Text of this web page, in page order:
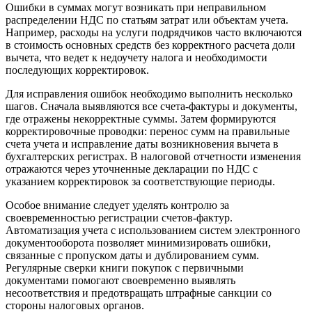
Ошибки в суммах могут возникать при неправильном
распределении НДС по статьям затрат или объектам учета.
Например, расходы на услуги подрядчиков часто включаются
в стоимость основных средств без корректного расчета доли
вычета, что ведет к недоучету налога и необходимости
последующих корректировок.
Для исправления ошибок необходимо выполнить несколько
шагов. Сначала выявляются все счета-фактуры и документы,
где отражены некорректные суммы. Затем формируются
корректировочные проводки: перенос сумм на правильные
счета учета и исправление даты возникновения вычета в
бухгалтерских регистрах. В налоговой отчетности изменения
отражаются через уточненные декларации по НДС с
указанием корректировок за соответствующие периоды.
Особое внимание следует уделять контролю за
своевременностью регистрации счетов-фактур.
Автоматизация учета с использованием систем электронного
документооборота позволяет минимизировать ошибки,
связанные с пропуском даты и дублированием сумм.
Регулярные сверки книги покупок с первичными
документами помогают своевременно выявлять
несоответствия и предотвращать штрафные санкции со
стороны налоговых органов.